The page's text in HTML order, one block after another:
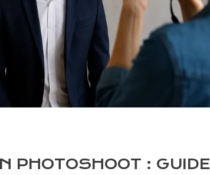
PHOTOSHOOT : GUIDE